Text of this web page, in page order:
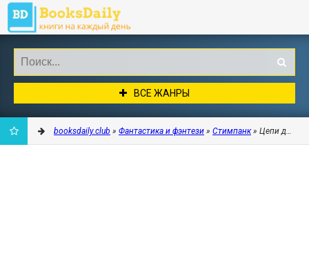
ВСЕ ЖАНРЫ
booksdaily.club » Фантастика и фэнтези » Стимпанк» Цепи для